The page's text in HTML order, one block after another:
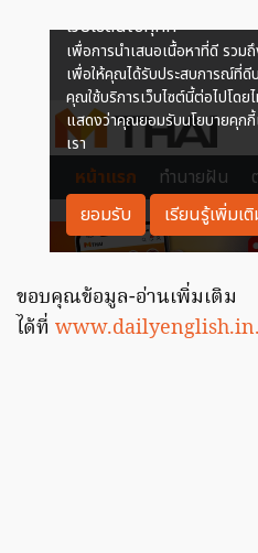
ขอบคุณข้อมูล-อ่านเพิ่มเติม
ได้ที่